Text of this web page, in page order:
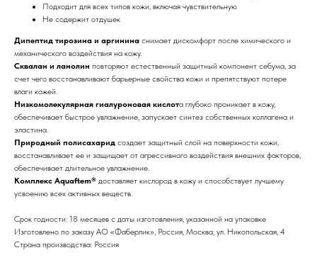
Подходит для всех типов кожи, включая чувствительную
Не содержит отдушек
Дипептид тирозина и аргинина снимает дискомфорт после химического и
механического воздействия на кожу.
Сквалан и ланолин повторяют естественный защитный компонент себума, за
счет чего восстанавливают барьерные свойства кожи и препятствуют потере
влаги кожей.
Низкомолекулярная гиалуроновая кислота глубоко проникает в кожу,
обеспечивает быстрое увлажнение, запускает синтез собственных коллагена и
эластина.
Природный полисахарид создает защитный слой на поверхности кожи,
восстанавливает ее и защищает от агрессивного воздействия внешних факторов,
обеспечивает длительное увлажнение.
Комплекс Aquaftem® доставляет кислород в кожу и способствует лучшему
усвоению всех активных веществ.
Срок годности: 18 месяцев с даты изготовления, указанной на упаковке
Изготовлено по заказу АО «Фаберлик», Россия, Москва, ул. Никопольская, 4
Страна производства: Россия